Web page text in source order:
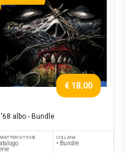
'68 albo - Bundle
€ 18.00
COLLANA
• Bundle